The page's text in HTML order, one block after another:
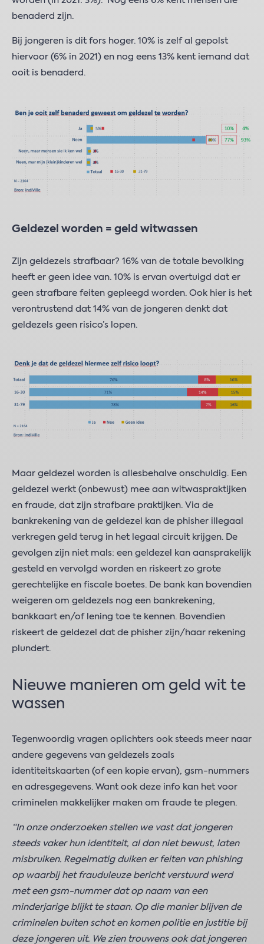
benaderd zijn.
Bij jongeren is dit fors hoger. 10% is zelf al gepolst
hiervoor (6% in 2021) en nog eens 13% kent iemand dat
ooit is benaderd.
Geldezel worden = geld witwassen
Zijn geldezels strafbaar? 16% van de totale bevolking
heeft er geen idee van. 10% is ervan overtuigd dat er
geen strafbare feiten gepleegd worden. Ook hier is het
verontrustend dat 14% van de jongeren denkt dat
geldezels geen risico’s lopen.
Maar geldezel worden is allesbehalve onschuldig. Een
geldezel werkt (onbewust) mee aan witwaspraktijken
en fraude, dat zijn strafbare praktijken. Via de
bankrekening van de geldezel kan de phisher illegaal
verkregen geld terug in het legaal circuit krijgen. De
gevolgen zijn niet mals: een geldezel kan aansprakelijk
gesteld en vervolgd worden en riskeert zo grote
gerechtelijke en fiscale boetes. De bank kan bovendien
weigeren om geldezels nog een bankrekening,
bankkaart en/of lening toe te kennen. Bovendien
riskeert de geldezel dat de phisher zijn/haar rekening
plundert.
Nieuwe manieren om geld wit te
wassen
Tegenwoordig vragen oplichters ook steeds meer naar
andere gegevens van geldezels zoals
identiteitskaarten (of een kopie ervan), gsm-nummers
en adresgegevens. Want ook deze info kan het voor
criminelen makkelijker maken om fraude te plegen.
“In onze onderzoeken stellen we vast dat jongeren
steeds vaker hun identiteit, al dan niet bewust, laten
misbruiken. Regelmatig duiken er feiten van phishing
op waarbij het frauduleuze bericht verstuurd werd
met een gsm-nummer dat op naam van een
minderjarige blijkt te staan. Op die manier blijven de
criminelen buiten schot en komen politie en justitie bij
deze jongeren uit. We zien trouwens ook dat jongeren